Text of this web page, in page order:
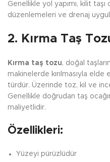
Genellikle yol yapımı, kilit
düzenlemeleri ve drenaj
2. Kırma Taş
Kırma taş tozu, doğal
makinelerde kırılmasıyla elde
türdür. Üzerinde toz, kil ve
Genellikle doğrudan taş
maliyetlidir.
Özellikleri:
Yüzeyi pürüzlüdür